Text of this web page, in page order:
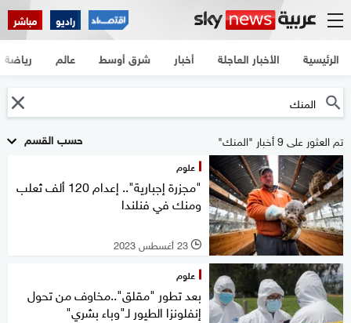
راديو مباشر
الرئيسية الأخبار العاجلة أخبار شرق أوسط عالم رياضة
حسب القسم تم العثور على 9 أخبار "المنك"
علوم
"مجزرة إجبارية".. إعدام 120 ألف ثعلب
ومنك في فنلندا
l 23 أغسطس 2023
علوم
بعد تطور "مقلق"..مخاوف من تحول
إنفلونزا الطيور لـ"وباء بشري"